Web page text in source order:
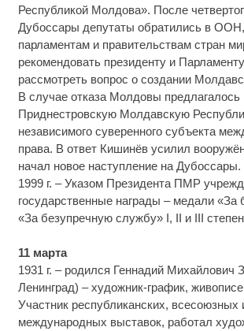
Республикой Молдова». После
Дубоссары депутаты обратились в
парламентам и правительствам стран
рекомендовать президенту и
рассмотреть вопрос о создании
В случае отказа Молдовы предлагалось
Приднестровскую Молдавскую
независимого суверенного субъекта
права. В ответ Кишинёв усилил
начал новое наступление на Дубоссары.
1999 г. – Указом Президента ПМР
государственные награды – медали «За
«За безупречную службу» I, II и III
11 марта
1931 г. – родился Геннадий Михайлович
Ленинград) – художник-график,
Участник республиканских, всесоюзных
международных выставок, работал